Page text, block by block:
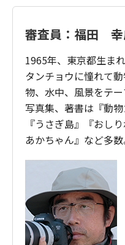
審査員：福田
1965年、東京都生ま
タンチョウに憧れて
物、水中、風景をテ
写真集、著書は『動
『うさぎ島』『おし
あかちゃん』など多数